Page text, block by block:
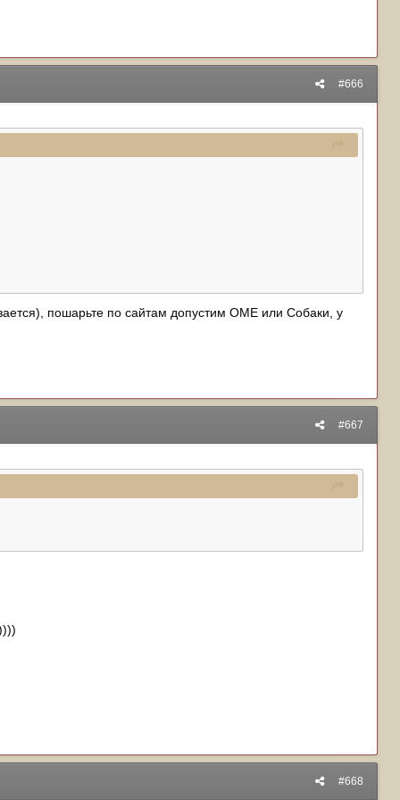
#666
пошарьте по сайтам допустим ОМЕ или Собаки, у
#667
#668